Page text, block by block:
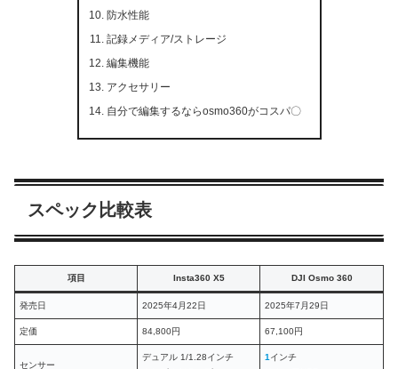
防水性能
記録メディア/ストレージ
編集機能
アクセサリー
自分で編集するならosmo360がコスパ〇
スペック比較表
項目 Insta360 X5 DJI Osmo 360
発売日 2025年4月22日 2025年7月29日
定価 84,800円 67,100円
センサー
デュアル 1/1.28インチ
1インチ